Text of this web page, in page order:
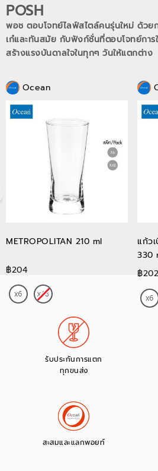
POSH
พอช ตอบโจทย์ไลฟ์สไตล์คนรุ่นใหม่ ด้วย
เก๋และทันสมัย กับฟังก์ชั่นที่ตอบโจทย์การ
สร้างแรงบันดาลใจในทุกๆ วันให้แตกต่าง
Ocean
METROPOLITAN 210 ml
฿204
แก้ว
330
฿202
รับประกันการแตก
ทุกขนส่ง
สะสมและแลกพอยท์